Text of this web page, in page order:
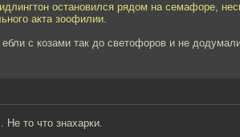
остановился рядом на семафоре,
акта зоофилии.
ебли с козами так до светофоров и не
Не то что знахарки.